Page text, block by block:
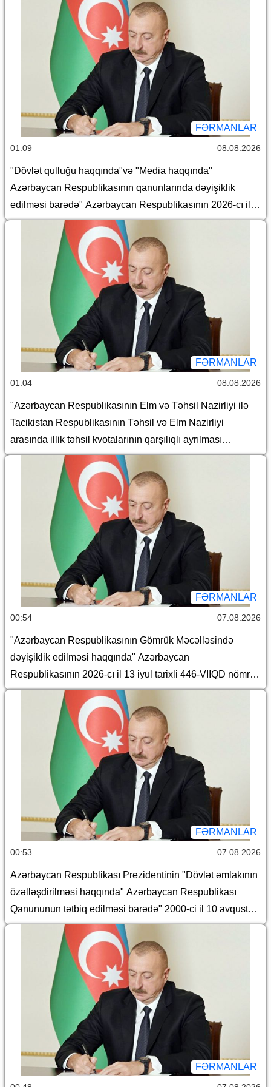
FƏRMANLAR
01:09 08.08.2026
"Dövlət qulluğu haqqında"və "Media haqqında"
Azərbaycan Respublikasının qanunlarında dəyişiklik
edilməsi barədə" Azərbaycan Respublikasının 2026-cı il
14 iyul tarixli 449-VIIQD nömrəli Qanununun tətbiqi və
bununla əlaqədar bəzi məsələlərin tənzimlənməsi
FƏRMANLAR
01:04 08.08.2026
"Azərbaycan Respublikasının Elm və Təhsil Nazirliyi ilə
Tacikistan Respublikasının Təhsil və Elm Nazirliyi
arasında illik təhsil kvotalarının qarşılıqlı ayrılması
haqqında Saziş"in təsdiq edilməsi barədə
FƏRMANLAR
00:54 07.08.2026
"Azərbaycan Respublikasının Gömrük Məcəlləsində
dəyişiklik edilməsi haqqında" Azərbaycan
Respublikasının 2026-cı il 13 iyul tarixli 446-VIIQD nömrəli
Qanununun tətbiqi və bununla əlaqədar Azərbaycan
Respublikası Prezidentinin bəzi fərmanlarında və
Sərəncamında dəyişiklik edilməsi barədə
FƏRMANLAR
00:53 07.08.2026
Azərbaycan Respublikası Prezidentinin "Dövlət əmlakının
özəlləşdirilməsi haqqında" Azərbaycan Respublikası
Qanununun tətbiq edilməsi barədə" 2000-ci il 10 avqust
tarixli 382 nömrəli, "Azərbaycan Respublikasında Dövlət
əmlakının özəlləşdirilməsinin II Dövlət Proqramı"nın təsdiq
edilməsi barədə" 2000-ci il 10 avqust tarixli 383 nömrəli,
"Yerli icra hakimiyyətləri haqqında Əsasnamə"nin təsdiq
edilməsi barədə" 2012-ci il 6 iyun tarixli 648 nömrəli,
"Dövlətə məxsus olan hüquqi şəxslərin daxili və xarici
borcalması Qaydası"nın təsdiqi haqqında" 2016-cı il 28
dekabr tarixli 1182 nömrəli, "Azərbaycan Respublikası
adından borc alınması və zəmanət verilməsi Qaydası"nın
təsdiq edilməsi haqqında" 2018-ci il 18 dekabr tarixli 410
FƏRMANLAR